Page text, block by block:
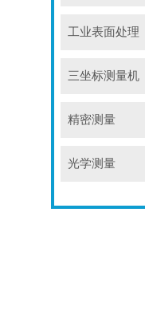
工业表面处理
三坐标测量机
精密测量
光学测量